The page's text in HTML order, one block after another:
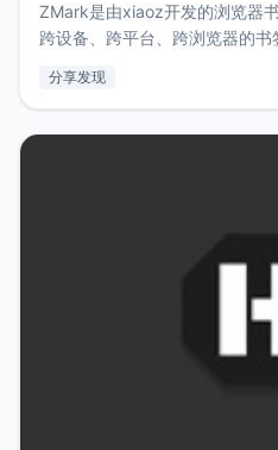
ZMark是由xiaoz开发的浏览器
跨设备、跨平台、跨浏览器的
用，让管理更高效。ZMark官网
分享发现